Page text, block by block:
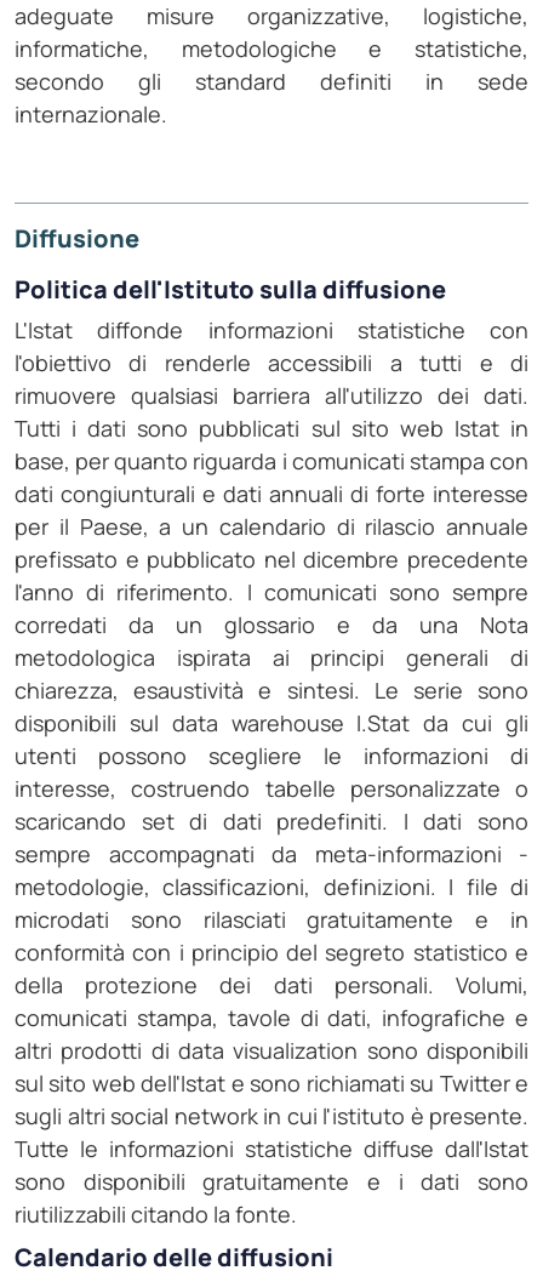
adeguate misure organizzative, logistiche,
informatiche, metodologiche e statistiche,
secondo gli standard definiti in sede
internazionale.
Diffusione
Politica dell'Istituto sulla diffusione
L'Istat diffonde informazioni statistiche con
l'obiettivo di renderle accessibili a tutti e di
rimuovere qualsiasi barriera all'utilizzo dei dati.
Tutti i dati sono pubblicati sul sito web Istat in
base, per quanto riguarda i comunicati stampa con
dati congiunturali e dati annuali di forte interesse
per il Paese, a un calendario di rilascio annuale
prefissato e pubblicato nel dicembre precedente
l'anno di riferimento. I comunicati sono sempre
corredati da un glossario e da una Nota
metodologica ispirata ai principi generali di
chiarezza, esaustività e sintesi. Le serie sono
disponibili sul data warehouse I.Stat da cui gli
utenti possono scegliere le informazioni di
interesse, costruendo tabelle personalizzate o
scaricando set di dati predefiniti. I dati sono
sempre accompagnati da meta-informazioni -
metodologie, classificazioni, definizioni. I file di
microdati sono rilasciati gratuitamente e in
conformità con i principio del segreto statistico e
della protezione dei dati personali. Volumi,
comunicati stampa, tavole di dati, infografiche e
altri prodotti di data visualization sono disponibili
sul sito web dell'Istat e sono richiamati su Twitter e
sugli altri social network in cui l'istituto è presente.
Tutte le informazioni statistiche diffuse dall'Istat
sono disponibili gratuitamente e i dati sono
riutilizzabili citando la fonte.
Calendario delle diffusioni